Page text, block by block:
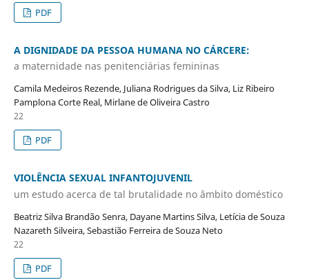
PDF
A DIGNIDADE DA PESSOA HUMANA NO CÁRCERE:
a maternidade nas penitenciárias femininas
Camila Medeiros Rezende, Juliana Rodrigues da Silva, Liz Ribeiro
Pamplona Corte Real, Mirlane de Oliveira Castro
22
PDF
VIOLÊNCIA SEXUAL INFANTOJUVENIL
um estudo acerca de tal brutalidade no âmbito doméstico
Beatriz Silva Brandão Senra, Dayane Martins Silva, Letícia de Souza
Nazareth Silveira, Sebastião Ferreira de Souza Neto
22
PDF